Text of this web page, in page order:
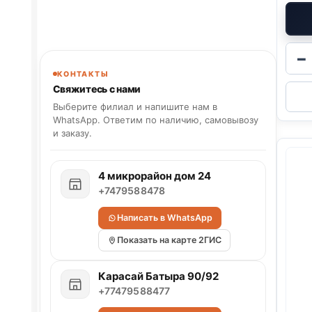
−
КОНТАКТЫ
Свяжитесь с нами
Выберите филиал и напишите нам в
WhatsApp. Ответим по наличию, самовывозу
и заказу.
4 микрорайон дом 24
+7479588478
Написать в WhatsApp
Показать на карте 2ГИС
Карасай Батыра 90/92
+77479588477